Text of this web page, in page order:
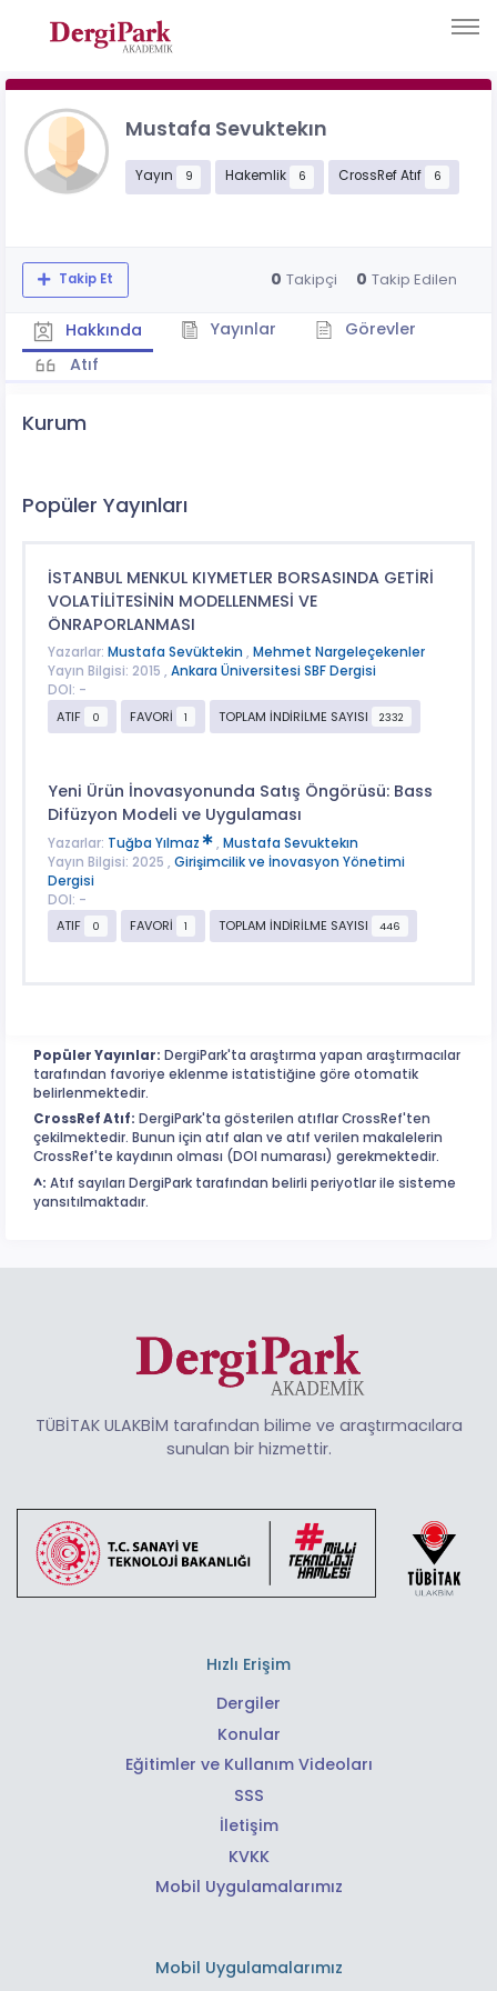
Mustafa Sevuktekın
Yayın 9 Hakemlik 6 CrossRef Atıf 6
Takip Et 0 Takipçi 0 Takip Edilen
Hakkında Yayınlar
Görevler
Atıf
Kurum
Popüler Yayınları
İSTANBUL MENKUL KIYMETLER BORSASINDA GETİRİ
VOLATİLİTESİNİN MODELLENMESİ VE
ÖNRAPORLANMASI
Yazarlar: Mustafa Sevüktekin , Mehmet Nargeleçekenler
Yayın Bilgisi: 2015 , Ankara Üniversitesi SBF Dergisi
DOI: -
ATIF
0 FAVORİ 1 TOPLAM İNDİRİLME SAYISI 2332
Yeni Ürün İnovasyonunda Satış Öngörüsü: Bass
Difüzyon Modeli ve Uygulaması
Yazarlar: Tuğba Yılmaz , Mustafa Sevuktekın
Yayın Bilgisi: 2025 , Girişimcilik ve İnovasyon Yönetimi
Dergisi
DOI: -
ATIF
0 FAVORİ 1 TOPLAM İNDİRİLME SAYISI 446
Popüler Yayınlar: DergiPark'ta araştırma yapan araştırmacılar
tarafından favoriye eklenme istatistiğine göre otomatik
belirlenmektedir.
CrossRef Atıf: DergiPark'ta gösterilen atıflar CrossRef'ten
çekilmektedir. Bunun için atıf alan ve atıf verilen makalelerin
CrossRef'te kaydının olması (DOI numarası) gerekmektedir.
^: Atıf sayıları DergiPark tarafından belirli periyotlar ile sisteme
yansıtılmaktadır.
TÜBİTAK ULAKBİM tarafından bilime ve araştırmacılara
sunulan bir hizmettir.
Hızlı Erişim
Dergiler
Konular
Eğitimler ve Kullanım Videoları
SSS
İletişim
KVKK
Mobil Uygulamalarımız
Mobil Uygulamalarımız